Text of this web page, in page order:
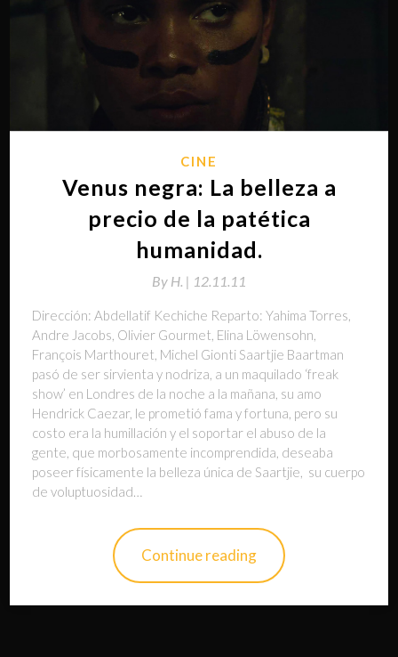
CINE
Venus negra: La belleza a
precio de la patética
humanidad.
By H. | 12.11.11
Dirección: Abdellatif Kechiche Reparto: Yahima Torres,
Andre Jacobs, Olivier Gourmet, Elina Löwensohn,
François Marthouret, Michel Gionti Saartjie Baartman
pasó de ser sirvienta y nodriza, a un maquilado ‘freak
show’ en Londres de la noche a la mañana, su amo
Hendrick Caezar, le prometió fama y fortuna, pero su
costo era la humillación y el soportar el abuso de la
gente, que morbosamente incomprendida, deseaba
poseer físicamente la belleza única de Saartjie, su cuerpo
de voluptuosidad…
Continue reading